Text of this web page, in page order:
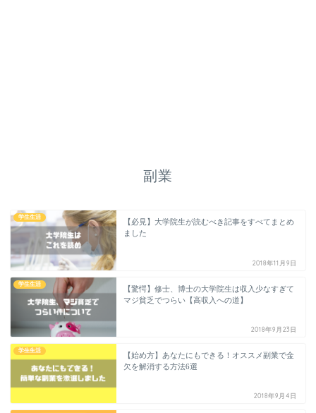
副業
学生生活
【必見】大学院生が読むべき記事をすべてまとめ
ました
2018年11月9日
学生生活
【驚愕】修士、博士の大学院生は収入少なすぎて
マジ貧乏でつらい【高収入への道】
2018年9月23日
学生生活
【始め方】あなたにもできる！オススメ副業で金
欠を解消する方法6選
2018年9月4日